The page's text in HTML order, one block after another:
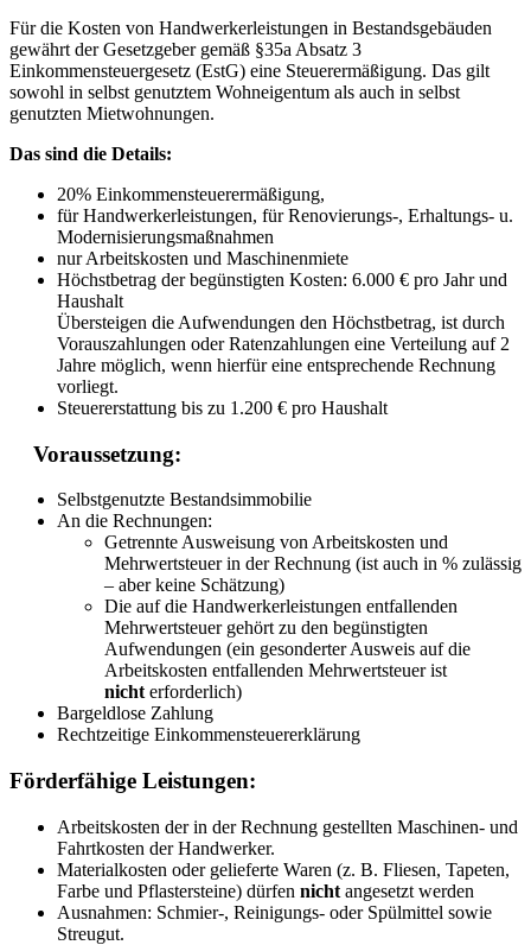
Für die Kosten von Handwerkerleistungen in Bestandsgebäuden
gewährt der Gesetzgeber gemäß §35a Absatz 3
Einkommensteuergesetz (EstG) eine Steuerermäßigung. Das gilt
sowohl in selbst genutztem Wohneigentum als auch in selbst
genutzten Mietwohnungen.
Das sind die Details:
20% Einkommensteuerermäßigung,
für Handwerkerleistungen, für Renovierungs-, Erhaltungs- u.
Modernisierungsmaßnahmen
nur Arbeitskosten und Maschinenmiete
Höchstbetrag der begünstigten Kosten: 6.000 € pro Jahr und
Haushalt
Übersteigen die Aufwendungen den Höchstbetrag, ist durch
Vorauszahlungen oder Ratenzahlungen eine Verteilung auf 2
Jahre möglich, wenn hierfür eine entsprechende Rechnung
vorliegt.
Steuererstattung bis zu 1.200 € pro Haushalt
Voraussetzung:
Selbstgenutzte Bestandsimmobilie
An die Rechnungen:
Getrennte Ausweisung von Arbeitskosten und
Mehrwertsteuer in der Rechnung (ist auch in % zulässig
– aber keine Schätzung)
Die auf die Handwerkerleistungen entfallenden
Mehrwertsteuer gehört zu den begünstigten
Aufwendungen (ein gesonderter Ausweis auf die
Arbeitskosten entfallenden Mehrwertsteuer ist
nicht erforderlich)
Bargeldlose Zahlung
Rechtzeitige Einkommensteuererklärung
Förderfähige Leistungen:
Arbeitskosten der in der Rechnung gestellten Maschinen- und
Fahrtkosten der Handwerker.
Materialkosten oder gelieferte Waren (z. B. Fliesen, Tapeten,
Farbe und Pflastersteine) dürfen nicht angesetzt werden
Ausnahmen: Schmier-, Reinigungs- oder Spülmittel sowie
Streugut.